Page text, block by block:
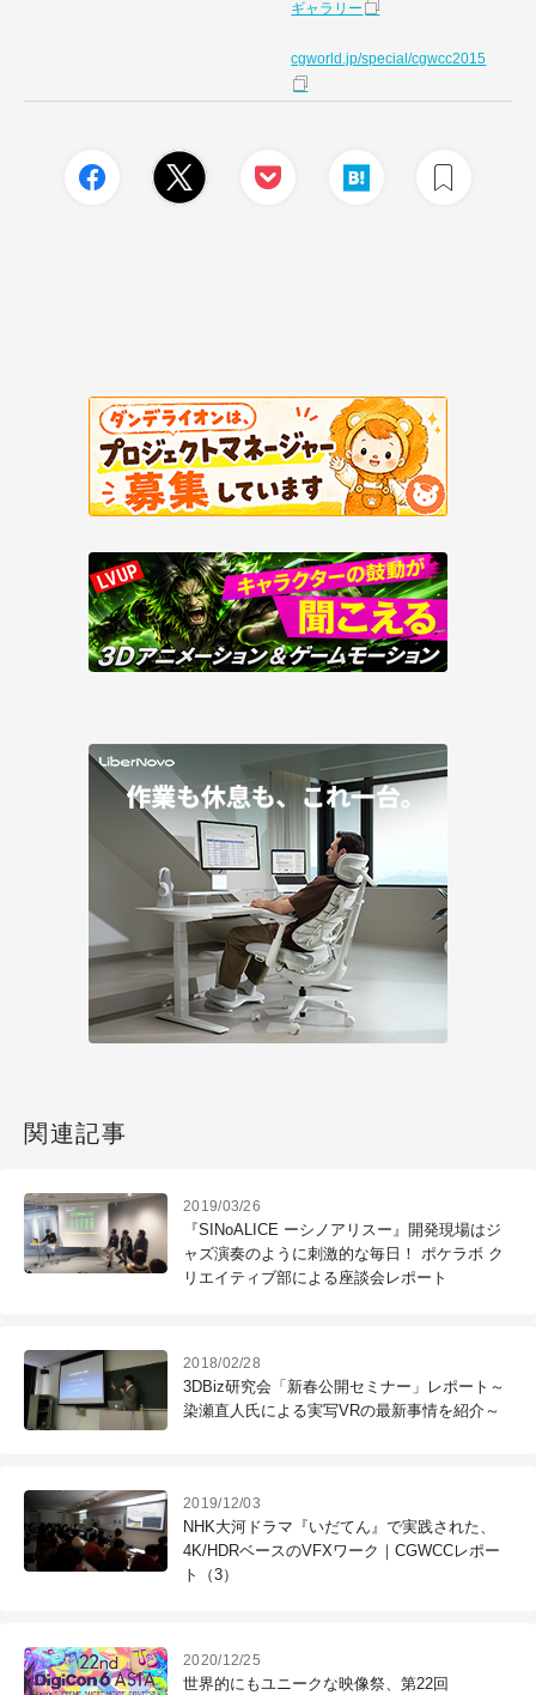
ギャラリー
cgworld.jp/special/cgwcc2015
関連記事
2019/03/26
『SINoALICE ーシノアリスー』開発現場はジ
ャズ演奏のように刺激的な毎日！ ポケラボ ク
リエイティブ部による座談会レポート
2018/02/28
3DBiz研究会「新春公開セミナー」レポート～
染瀬直人氏による実写VRの最新事情を紹介～
2019/12/03
NHK大河ドラマ『いだてん』で実践された、
4K/HDRベースのVFXワーク｜CGWCCレポー
ト（3）
2020/12/25
世界的にもユニークな映像祭、第22回